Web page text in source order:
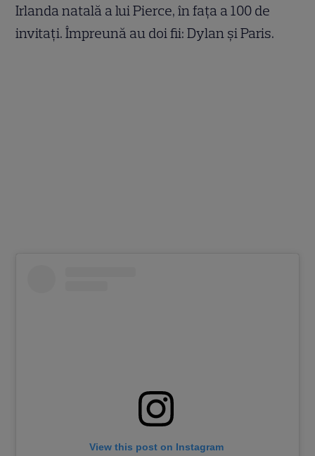
Irlanda natală a lui Pierce, în fața a 100 de
invitați. Împreună au doi fii: Dylan și Paris.
View this post on Instagram